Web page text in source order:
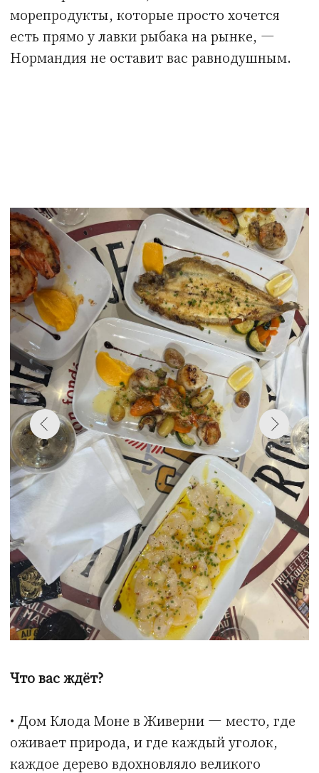
Что вас ждёт?
• Дом Клода Моне в Живерни — место, где
оживает природа, и где каждый уголок,
каждое дерево вдохновляло великого
художника. Прогулка по его саду — это как
шаг в саму картину.
• Собор в Руане — величественное
строение, увековеченное в полотнах самого
Моне. Но это не только архитектура, это
целая история Нормандии, которая
оживает в каждом камне.
• Этретa — знаменитые алебастровые
скалы, которые будто созданы для того,
чтобы поражать воображение. Мы
прогуляемся по этому живописному
побережью, где время остановилось.
• Онфлер — этот городок словно сошёл с
холстов художников, с его узкими
улочками, каменными домиками и
уютными ресторанами у гавани.
И многое другое!
точно не забудете!
индивидуальный подход! В зависимости от
разной, и мы подберём для вас самые
интересные места, чтобы ваше